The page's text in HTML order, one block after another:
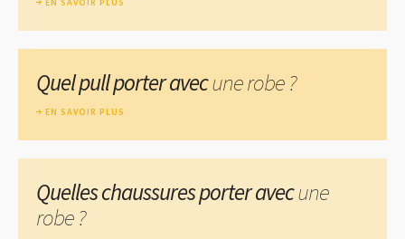
Quel pull porter avecune robe ?
EN SAVOIR PLUS
Quelles chaussures porter avecune
robe ?